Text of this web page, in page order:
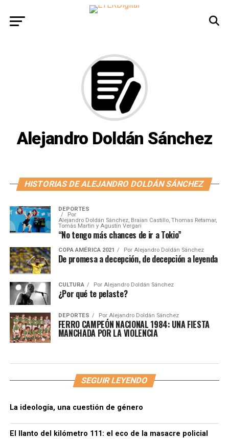
Alejandro Doldán Sánchez
HISTORIAS DE ALEJANDRO DOLDÁN SÁNCHEZ
DEPORTES
Por
Alejandro Doldán Sánchez, Braian Castillo, Thomas Retamar,
Tomás Martin y Agustín Vergari
“No tengo más chances de ir a Tokio”
COPA AMÉRICA 2021 Por Alejandro Doldán Sánchez
De promesa a decepción, de decepción a leyenda
CULTURA Por Alejandro Doldán Sánchez
¿Por qué te pelaste?
DEPORTES Por Alejandro Doldán Sánchez
FERRO CAMPEÓN NACIONAL 1984: UNA FIESTA
MANCHADA POR LA VIOLENCIA
SEGUIR LEYENDO
La ideología, una cuestión de género
El llanto del kilómetro 111: el eco de la masacre policial